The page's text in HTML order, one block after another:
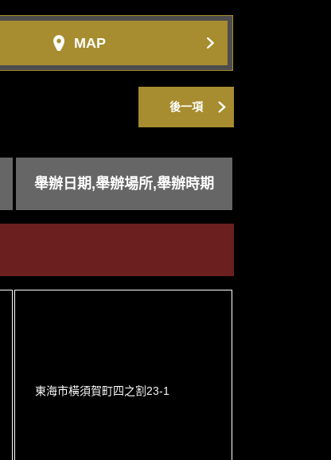
MAP
後一項
舉辦日期,舉辦場所,舉辦時期
東海市橫須賀町四之割23-1